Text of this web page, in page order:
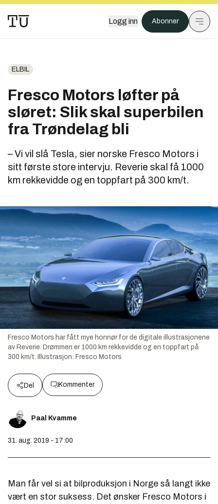
Logg inn Abonner
ELBIL
Fresco Motors løfter på
sløret: Slik skal superbilen
fra Trøndelag bli
– Vi vil slå Tesla, sier norske Fresco Motors i
sitt første store intervju. Reverie skal få 1000
km rekkevidde og en toppfart på 300 km/t.
Fresco Motors har fått mye honnør for de digitale illustrasjonene
av Reverie. Drømmen er 1000 km rekkevidde og en toppfart på
300 km/t.
Illustrasjon: Fresco Motors
Del Kommenter
Paal Kvamme
31. aug. 2019 - 17:00
Man får vel si at bilproduksjon i Norge så langt ikke
vært en stor suksess. Det ønsker Fresco Motors i